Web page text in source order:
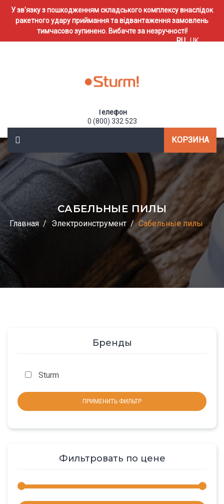
У зв'язку з пошкодженням складського комплексу внаслідок
ракетного удару приймання та відвантаження замовлень
тимчасово зупинено. Вибачте за незручності!
Телефон
0 (800) 332 523
КОРЗИНА
САБЕЛЬНЫЕ ПИЛЫ
Главная Электроинструмент Сабельные пилы
Бренды
Sturm
ПРИМЕНИТЬ ФИЛЬТР
Фильтровать по цене
RU UK